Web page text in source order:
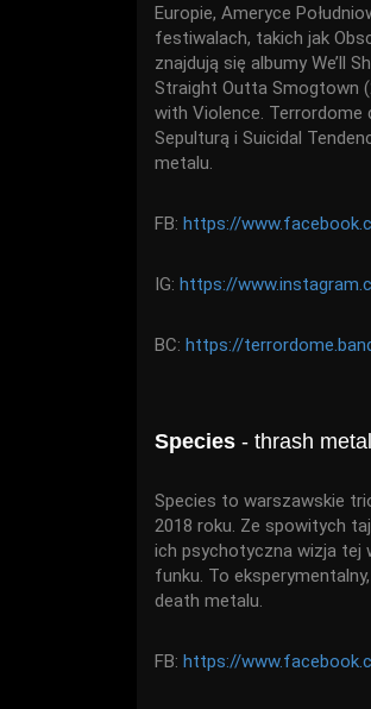
Europie, Ameryce
festiwalach, takich jak
znajdują się albumy We’ll
Straight Outta Smogtown
with Violence. Terrordome
Sepulturą i Suicidal
metalu.
FB: https://
IG: https://
BC: https://
Species - thrash metal
Species to warszawskie
2018 roku. Ze spowitych
ich psychotyczna wizja tej
funku. To
death metalu.
FB: https://